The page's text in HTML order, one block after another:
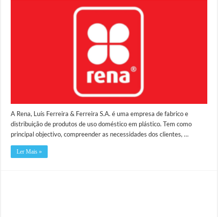
A Rena, Luís Ferreira & Ferreira S.A. é uma empresa de fabrico e
distribuição de produtos de uso doméstico em plástico. Tem como
principal objectivo, compreender as necessidades dos clientes, …
Ler Mais »